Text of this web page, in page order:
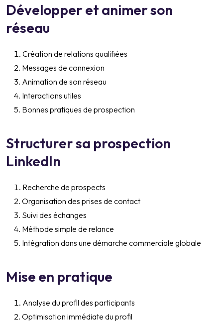
Développer et animer son
réseau
Création de relations qualifiées
Messages de connexion
Animation de son réseau
Interactions utiles
Bonnes pratiques de prospection
Structurer sa prospection
LinkedIn
Recherche de prospects
Organisation des prises de contact
Suivi des échanges
Méthode simple de relance
Intégration dans une démarche commerciale globale
Mise en pratique
Analyse du profil des participants
Optimisation immédiate du profil